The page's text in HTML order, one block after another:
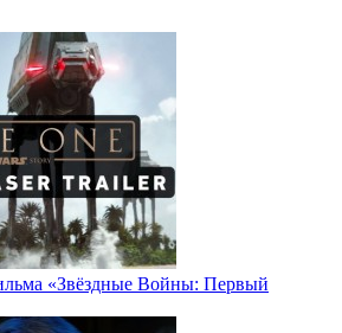
«Звёздные Войны: Первый